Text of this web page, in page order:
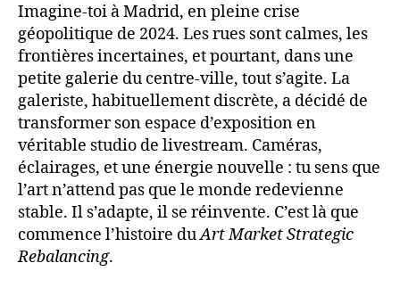
Imagine-toi à Madrid, en pleine crise
géopolitique de 2024. Les rues sont calmes, les
frontières incertaines, et pourtant, dans une
petite galerie du centre-ville, tout s’agite. La
galeriste, habituellement discrète, a décidé de
transformer son espace d’exposition en
véritable studio de livestream. Caméras,
éclairages, et une énergie nouvelle : tu sens que
l’art n’attend pas que le monde redevienne
stable. Il s’adapte, il se réinvente. C’est là que
commence l’histoire duArt Market Strategic
Rebalancing.